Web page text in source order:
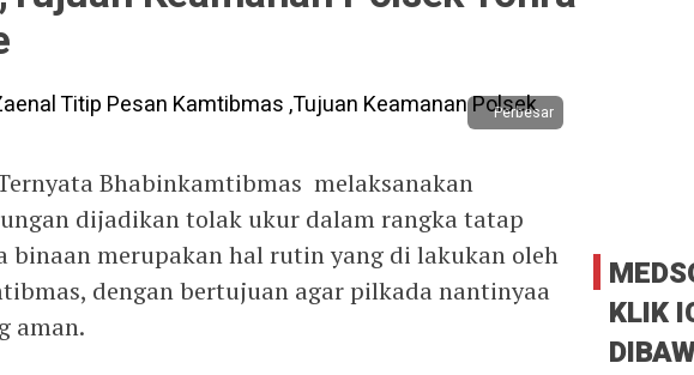
Perbesar
Bhabinkamtibmas melaksanakan
dijadikan tolak ukur dalam rangka tatap
binaan merupakan hal rutin yang di lakukan oleh
dengan bertujuan agar pilkada nantinyaa
aman.
KLIK